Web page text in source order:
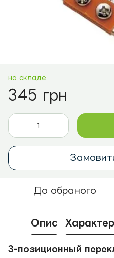
на складе
345 грн
До обраного
Опис
3-позиционный